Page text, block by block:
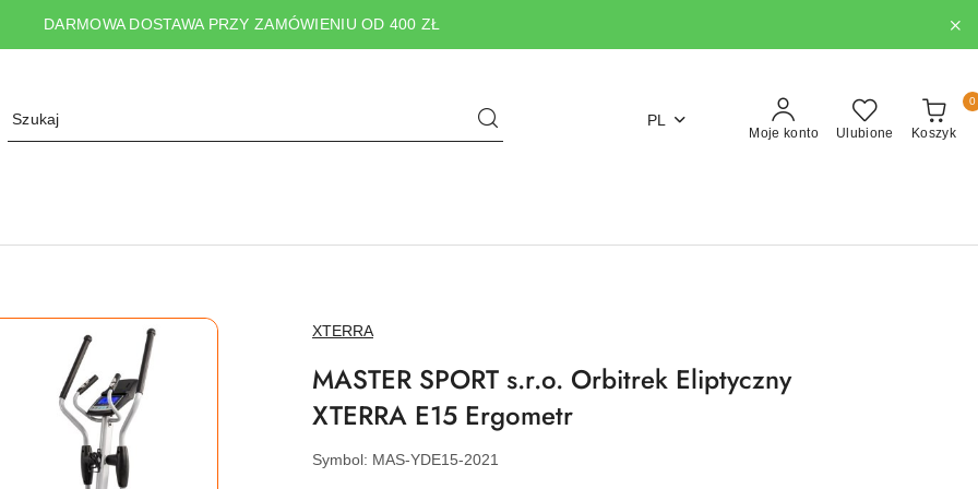
DARMOWA DOSTAWA PRZY ZAMÓWIENIU OD 400 ZŁ
PL
Moje konto Ulubione Koszyk
0
NAZWA
PRODUCENTA:
XTERRA
MASTER SPORT s.r.o. Orbitrek Eliptyczny
XTERRA E15 Ergometr
Symbol: MAS-YDE15-2021